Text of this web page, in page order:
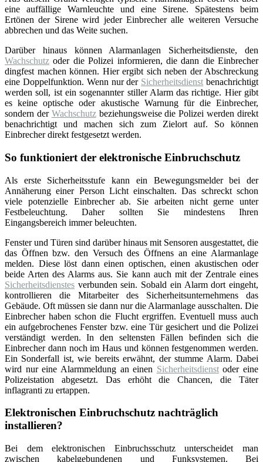
eine auffällige Warnleuchte und eine Sirene. Spätestens beim
Ertönen der Sirene wird jeder Einbrecher alle weiteren Versuche
abbrechen und das Weite suchen.
Darüber hinaus können Alarmanlagen Sicherheitsdienste, den
Wachschutz oder die Polizei informieren, die dann die Einbrecher
dingfest machen können. Hier ergibt sich neben der Abschreckung
eine Doppelfunktion. Wenn nur der Sicherheitsdienst benachrichtigt
werden soll, ist ein sogenannter stiller Alarm das richtige. Hier gibt
es keine optische oder akustische Warnung für die Einbrecher,
sondern der Wachschutzbeziehungsweise die Polizei werden direkt
benachrichtigt und machen sich zum Zielort auf. So können
Einbrecher direkt festgesetzt werden.
So funktioniert der elektronische Einbruchschutz
Als erste Sicherheitsstufe kann ein Bewegungsmelder bei der
Annäherung einer Person Licht einschalten. Das schreckt schon
viele potenzielle Einbrecher ab. Sie arbeiten nicht gerne unter
Festbeleuchtung. Daher sollten Sie mindestens Ihren
Eingangsbereich immer beleuchten.
Fenster und Türen sind darüber hinaus mit Sensoren ausgestattet, die
das Öffnen bzw. den Versuch des Öffnens an eine Alarmanlage
melden. Diese löst dann einen optischen, einen akustischen oder
beide Arten des Alarms aus. Sie kann auch mit der Zentrale eines
Sicherheitsdienstes verbunden sein. Sobald ein Alarm dort eingeht,
kontrollieren die Mitarbeiter des Sicherheitsunternehmens das
Gebäude. Oft müssen sie dann nur die Alarmanlage ausschalten. Die
Einbrecher haben schon die Flucht ergriffen. Eventuell muss auch
ein aufgebrochenes Fenster bzw. eine Tür gesichert und die Polizei
verständigt werden. In den seltensten Fällen befinden sich die
Einbrecher dann noch im Haus und können festgenommen werden.
Ein Sonderfall ist, wie bereits erwähnt, der stumme Alarm. Dabei
wird nur eine Alarmmeldung an einen Sicherheitsdienstoder eine
Polizeistation abgesetzt. Das erhöht die Chancen, die Täter
inflagranti zu ertappen.
Elektronischen Einbruchschutz nachträglich
installieren?
Bei dem elektronischen Einbruchsschutz unterscheidet man
zwischen kabelgebundenen und Funksystemen. Bei